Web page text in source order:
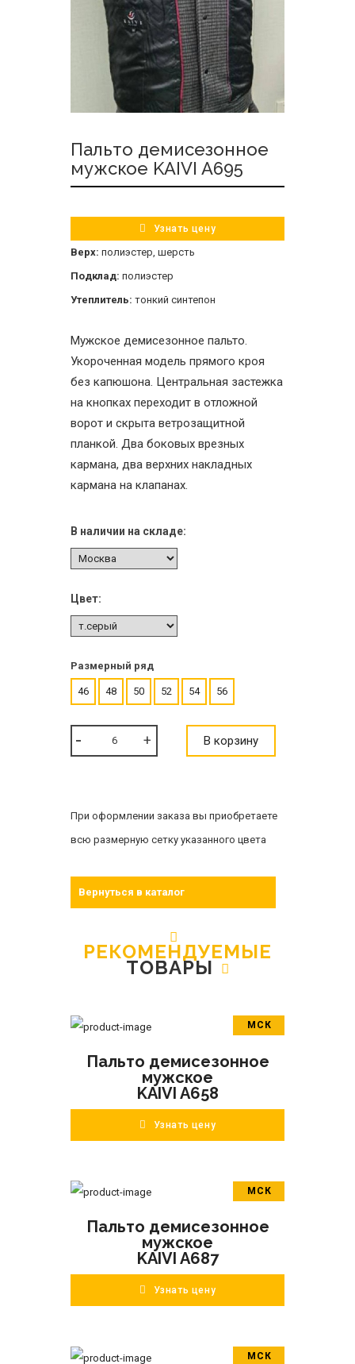
Пальто демисезонное
мужское KAIVI A695
Узнать цену
Верх: полиэстер, шерсть
Подклад: полиэстер
Утеплитель: тонкий синтепон
Мужское демисезонное пальто.
Укороченная модель прямого кроя
без капюшона. Центральная застежка
на кнопках переходит в отложной
ворот и скрыта ветрозащитной
планкой. Два боковых врезных
кармана, два верхних накладных
кармана на клапанах.
В наличии на складе:
Цвет:
Размерный ряд
46 48 50 52 54 56
В корзину
При оформлении заказа вы приобретаете
всю размерную сетку указанного цвета
Вернуться в каталог
РЕКОМЕНДУЕМЫЕ
ТОВАРЫ
МСК
ПОДРОБНЕЕ
Пальто демисезонное
мужское
KAIVI A658
Узнать цену
МСК
ПОДРОБНЕЕ
Пальто демисезонное
мужское
KAIVI A687
Узнать цену
МСК